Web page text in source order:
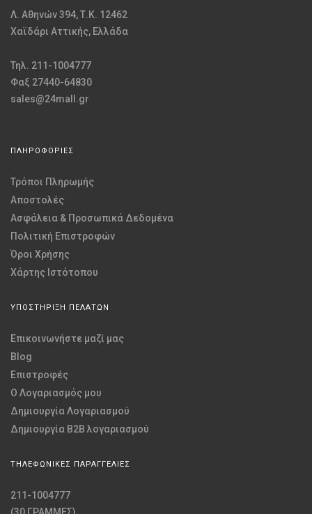
Λ. Αθηνών 394, Τ.Κ. 12462
Χαϊδάρι Αττικής, Ελλάδα
Τηλ. 211-1004777
Φαξ 27440-64830
sales@24mall.gr
ΠΛΗΡΟΦΟΡΙΕΣ
Τρόποι Πληρωμής
Αποστολές
Ασφάλεια & Προσωπικά Δεδομένα
Πολιτική Επιστροφών
Όροι Χρήσης
Χάρτης Ιστότοπου
ΥΠΟΣΤΗΡΙΞΗ ΠΕΛΑΤΩΝ
Επικοινωνήστε μαζί μας
Blog
Επιστροφές
O Λογαριασμός μου
Δημιουργία Λογαριασμού
Δημιουργία B2B λογαριασμού
ΤΗΛΕΦΩΝΙΚΕΣ ΠΑΡΑΓΓΕΛΙΕΣ
211-1004777